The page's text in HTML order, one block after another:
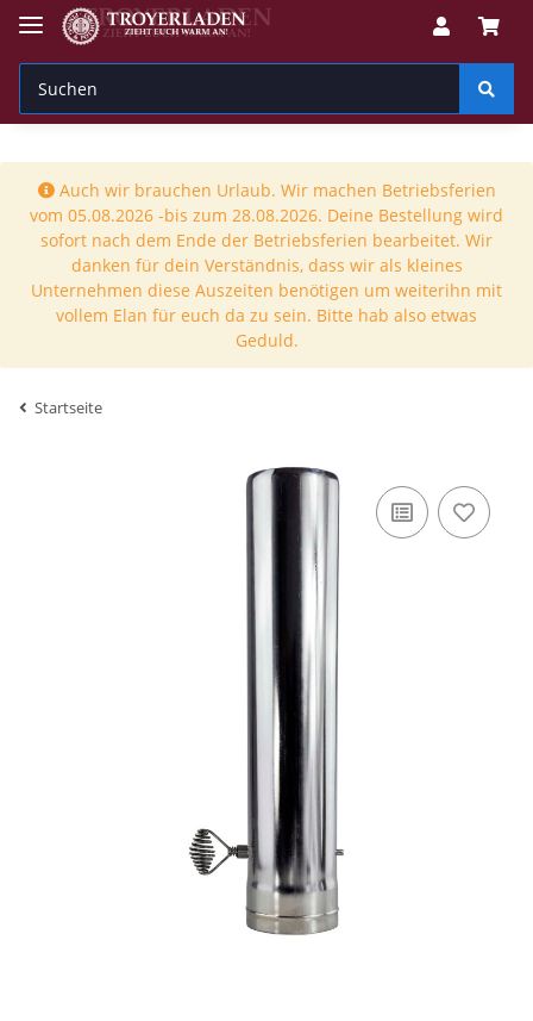
Auch wir brauchen Urlaub. Wir machen Betriebsferien
vom 05.08.2026 -bis zum 28.08.2026. Deine Bestellung wird
sofort nach dem Ende der Betriebsferien bearbeitet. Wir
danken für dein Verständnis, dass wir als kleines
Unternehmen diese Auszeiten benötigen um weiterihn mit
vollem Elan für euch da zu sein. Bitte hab also etwas
Geduld.
Startseite